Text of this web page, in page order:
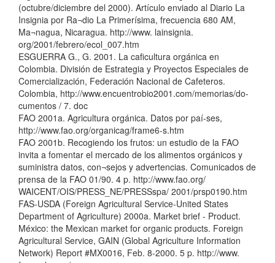
(octubre/diciembre del 2000). Artículo enviado al Diario La
Insignia por Ra¬dio La Primerísima, frecuencia 680 AM,
Ma¬nagua, Nicaragua. http://www. lainsignia.
org/2001/febrero/ecol_007.htm
ESGUERRA G., G. 2001. La caficultura orgánica en
Colombia. División de Estrategia y Proyectos Especiales de
Comercialización, Federación Nacional de Cafeteros.
Colombia, http://www.encuentrobio2001.com/memorias/do-
cumentos / 7. doc
FAO 2001a. Agricultura orgánica. Datos por paí-ses,
http://www.fao.org/organicag/frame6-s.htm
FAO 2001b. Recogiendo los frutos: un estudio de la FAO
invita a fomentar el mercado de los alimentos orgánicos y
suministra datos, con¬sejos y advertencias. Comunicados de
prensa de la FAO 01/90. 4 p. http://www.fao.org/
WAICENT/OIS/PRESS_NE/PRESSspa/ 2001/prsp0190.htm
FAS-USDA (Foreign Agricultural Service-United States
Department of Agriculture) 2000a. Market brief - Product.
México: the Mexican market for organic products. Foreign
Agricultural Service, GAIN (Global Agriculture Information
Network) Report #MX0016, Feb. 8-2000. 5 p. http://www.